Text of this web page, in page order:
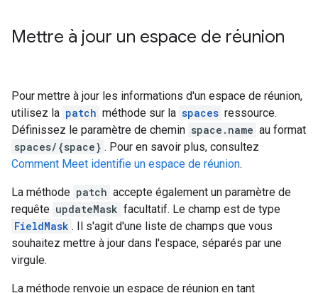
Mettre à jour un espace de réunion
Pour mettre à jour les informations d'un espace de réunion,
utilisez la patch méthode sur la spaces ressource.
Définissez le paramètre de chemin space.name au format
spaces/{space} . Pour en savoir plus, consultez
Comment Meet identifie un espace de réunion.
La méthode patch accepte également un paramètre de
requête updateMask facultatif. Le champ est de type
FieldMask . Il s'agit d'une liste de champs que vous
souhaitez mettre à jour dans l'espace, séparés par une
virgule.
La méthode renvoie un espace de réunion en tant